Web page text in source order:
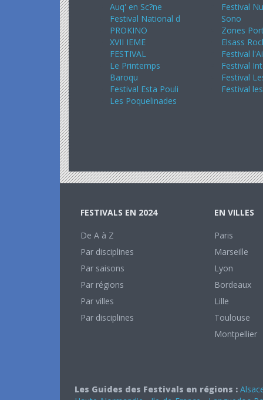
Auq' en Sc?ne
Festival National d
PROKINO
XVII IEME
FESTIVAL
Le Printemps
Baroqu
Festival Esta Pouli
Les Poquelinades
Festival
Sono
Zones
Elsass
Festival
Festival
Festival
Festival
FESTIVALS EN 2024
De A à Z
Par disciplines
Par saisons
Par régions
Par villes
Par disciplines
EN VILLES
Paris
Marseille
Lyon
Bordeaux
Lille
Toulouse
Montpellier
Les Guides des Festivals en régions :